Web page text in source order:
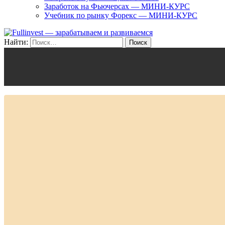
Заработок на Фьючерсах — МИНИ-КУРС
Учебник по рынку Форекс — МИНИ-КУРС
Найти: